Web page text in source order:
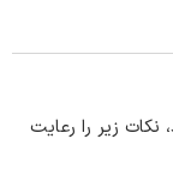
زیر را رعایت